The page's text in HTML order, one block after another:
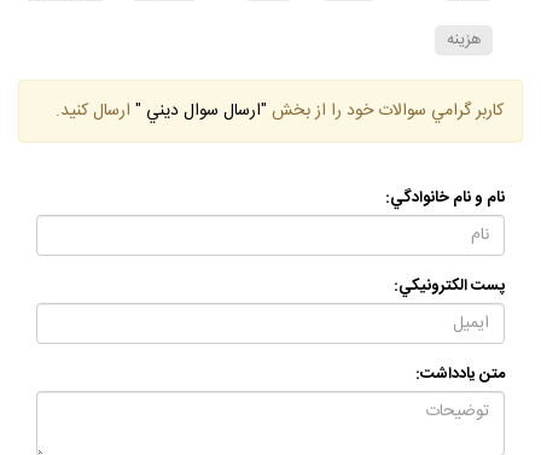
هزينه
كاربر گرامي سوالات خود را از بخش "ارسال سوال ديني " ارسال كنيد.
نام و نام خانوادگي:
پست الكترونيكي:
متن يادداشت: